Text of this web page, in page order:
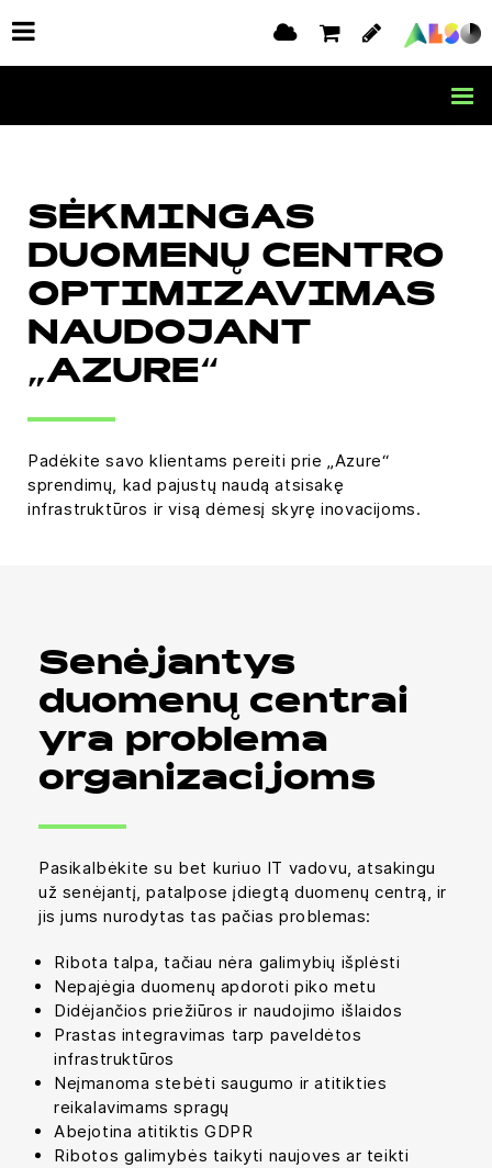
SĖKMINGAS
DUOMENŲ CENTRO
OPTIMIZAVIMAS
NAUDOJANT
„AZURE“
Padėkite savo klientams pereiti prie „Azure“
sprendimų, kad pajustų naudą atsisakę
infrastruktūros ir visą dėmesį skyrę inovacijoms.
Senėjantys
duomenų centrai
yra problema
organizacijoms
Pasikalbėkite su bet kuriuo IT vadovu, atsakingu
už senėjantį, patalpose įdiegtą duomenų centrą, ir
jis jums nurodytas tas pačias problemas:
Ribota talpa, tačiau nėra galimybių išplėsti
Nepajėgia duomenų apdoroti piko metu
Didėjančios priežiūros ir naudojimo išlaidos
Prastas integravimas tarp paveldėtos
infrastruktūros
Neįmanoma stebėti saugumo ir atitikties
reikalavimams spragų
Abejotina atitiktis GDPR
Ribotos galimybės taikyti naujoves ar teikti